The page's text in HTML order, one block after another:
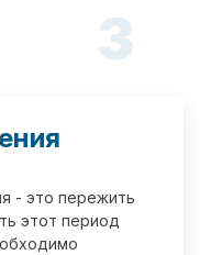
3
- это пережить
этот период